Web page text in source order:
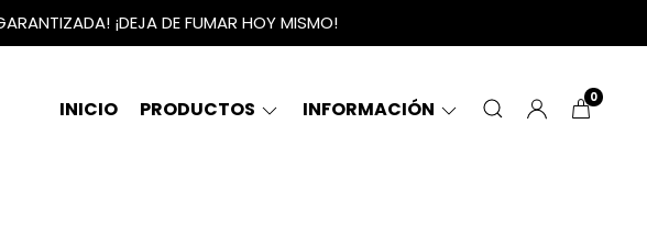
¡DEJA DE FUMAR HOY MISMO!
INICIO PRODUCTOS INFORMACIÓN 0